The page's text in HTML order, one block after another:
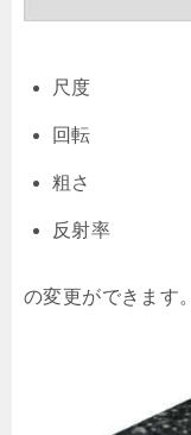
尺度
回転
粗さ
反射率
の変更ができます。